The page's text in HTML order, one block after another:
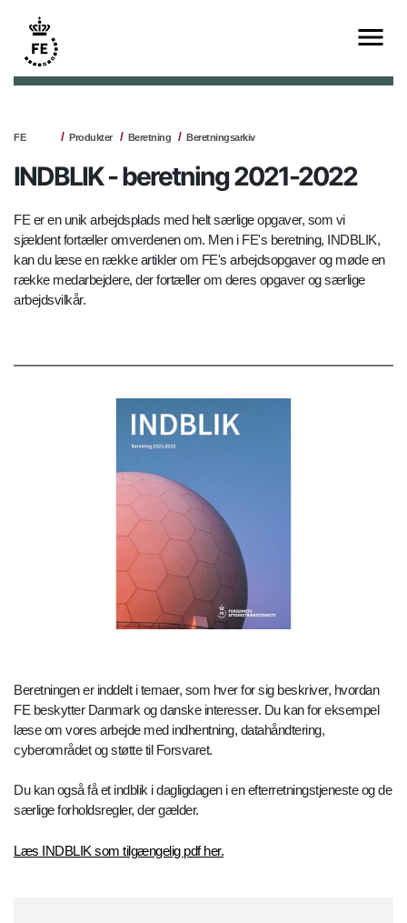
FE Produkter Beretning Beretningsarkiv
INDBLIK - beretning 2021-2022
FE er en unik arbejdsplads med helt særlige opgaver, som vi
sjældent fortæller omverdenen om. Men i FE's beretning, INDBLIK,
kan du læse en række artikler om FE's arbejdsopgaver og møde en
række medarbejdere, der fortæller om deres opgaver og særlige
arbejdsvilkår.
Beretningen er inddelt i temaer, som hver for sig beskriver, hvordan
FE beskytter Danmark og danske interesser. Du kan for eksempel
læse om vores arbejde med indhentning, datahåndtering,
cyberområdet og støtte til Forsvaret.
Du kan også få et indblik i dagligdagen i en efterretningstjeneste og de
særlige forholdsregler, der gælder.
Læs INDBLIK som tilgængelig pdf her.